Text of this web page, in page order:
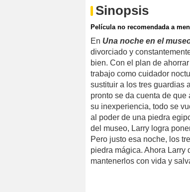
Sinopsis
Película no recomendada a
En Una noche en el
divorciado y
bien. Con el plan de
trabajo como cuidador
sustituir a los tres guardias
pronto se da cuenta de que
su inexperiencia, todo se
al poder de una piedra
del museo, Larry logra
Pero justo esa noche, los
piedra mágica. Ahora Larry
mantenerlos con vida y